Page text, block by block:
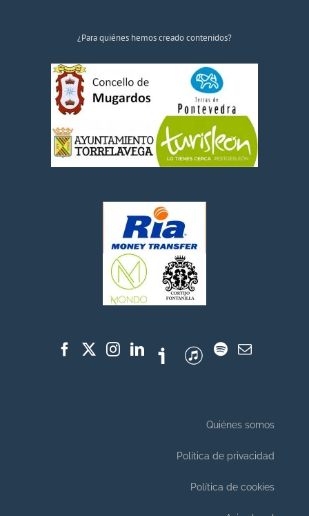
¿Para quiénes hemos creado contenidos?
Quiénes somos
Política de privacidad
Política de cookies